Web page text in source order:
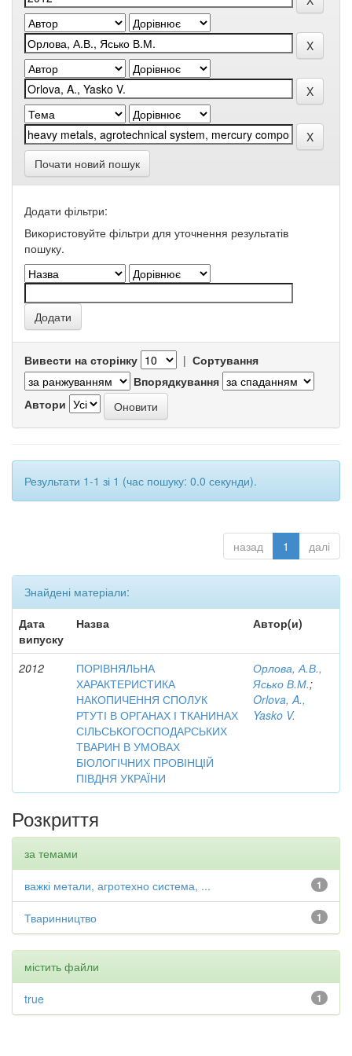
Почати новий пошук
Додати фільтри:
Використовуйте фільтри для уточнення результатів
пошуку.
Вивести на сторінку | Сортування
Впорядкування
Автори
Результати 1-1 зі 1 (час пошуку: 0.0 секунди).
назад 1 далі
Знайдені матеріали:
Дата
випуску
Назва Автор(и)
2012
ПОРІВНЯЛЬНА
ХАРАКТЕРИСТИКА
НАКОПИЧЕННЯ СПОЛУК
РТУТІ В ОРГАНАХ І ТКАНИНАХ
СІЛЬСЬКОГОСПОДАРСЬКИХ
ТВАРИН В УМОВАХ
БІОЛОГІЧНИХ ПРОВІНЦІЙ
ПІВДНЯ УКРАЇНИ
Орлова, А.В.,
Ясько В.М.;
Orlova, A.,
Yasko V.
Розкриття
за темами
1
важкі метали, агротехно система, ...
1
Тваринництво
містить файли
1
true